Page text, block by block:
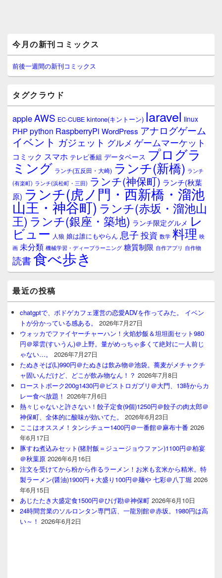
イ
ン
サ
イ
ウ
ィ
ジ
ェ
ア
今月の新刊コミックス
前後一週間の新刊コミックス
タグクラウド
appleAWS EC-CUBE kintone(キントーン) laravel linux
PHPpython RaspberryPi WordPress アナログゲーム
イベント ガジェット グルメ ゲームマーケット
コミック スマホ テレビ番組 データベース プログラ
ミング ランチ(五反田・大崎) ランチ(新橋) ランチ
(有楽町) ランチ(浜松町・三田) ランチ(神保町) ランチ(秋葉
原) ランチ(虎ノ門・西新橋・溜池
山王・神谷町) ランチ(赤坂・溜池山
王) ランチ(銀座・築地) ランチ限定グルメ レ
ビュー 人狼 娘は誰にもやらん 息子 投資 数学 料理 映
画 未分類 機械学習・ディープラーニング 糖質制限 自作アプリ 自作物
読書食べ歩き
最近の投稿
chatgptで、ボドゲカフェ運営の恋愛ADVを作ってみた。 イベン
トが分かっている感ある。
2026年7月27日
ウォッカでファイヤーチャーハン！火焰炒飯＆坦坦面セット980
円＠翠雲(すいうん)＠上野。量がめっちゃ多くて絶対に一人前じ
ゃない…。
2026年7月27日
たぬきそば(L)990円＠たぬきは飲み物＠池袋。蕎麦がメチャクチ
ャ固いんだけど、どこが飲み物なん！？ 2026年7月8日
ローストポーク200g1430円＠ビストロガブリ＠大門、13時からカ
レー食べ放題！ 2026年7月6日
熱々じゃないと許さない！餃子定食(9個)1250円＠餃子の肉太郎＠
神保町、全体的に酸味が効いてた。
2026年6月23日
ここはオススメ！タンシチュー1400円＠一番館＠麻布十番 2026
年6月17日
豚すね煮込みセット(猪肘飯＝ジュージョウファン)1100円＠柏宴
＠秋葉原 2026年6月16日
注文を受けてから粉から作るラーメン！お米も玄米から精米。特
製ラーメン(醤油)1900円＋大盛り100円＠麺や 七彩＠八丁堀 2026
年6月15日
あじたたき大盛定食1500円＠ひげ勘＠神保町 2026年6月10日
24時間営業のソルロンタン専門店、一龍別館＠赤坂。1980円は高
い～！ 2026年6月2日